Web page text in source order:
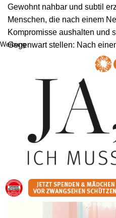
Gewohnt nahbar und subtil
Menschen, die nach einem
Kompromisse aushalten und
Gegenwart stellen: Nach
Skilehrer in einer
Schauspielerin verliert sich
Eis bedecken eine verlassene
192 S., S. Fischer, ISBN-13-
Werbung